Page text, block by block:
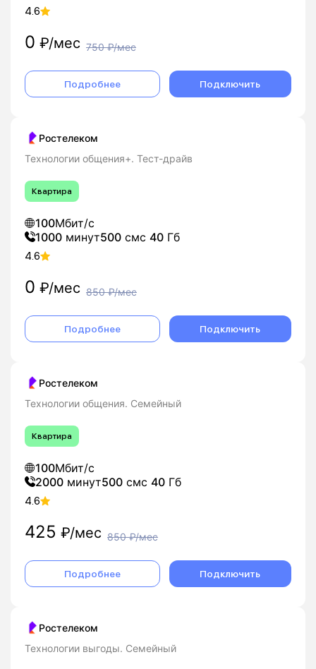
4.6
0 ₽/мес 750₽/мес
Подробнее Подключить
Ростелеком
Технологии общения+. Тест-драйв
Квартира
100Мбит/с
1000 минут500 смс 40 Гб
4.6
0 ₽/мес 850₽/мес
Подробнее Подключить
Ростелеком
Технологии общения. Семейный
Квартира
100Мбит/с
2000 минут500 смс 40 Гб
4.6
425 ₽/мес 850₽/мес
Подробнее Подключить
Ростелеком
Технологии выгоды. Семейный